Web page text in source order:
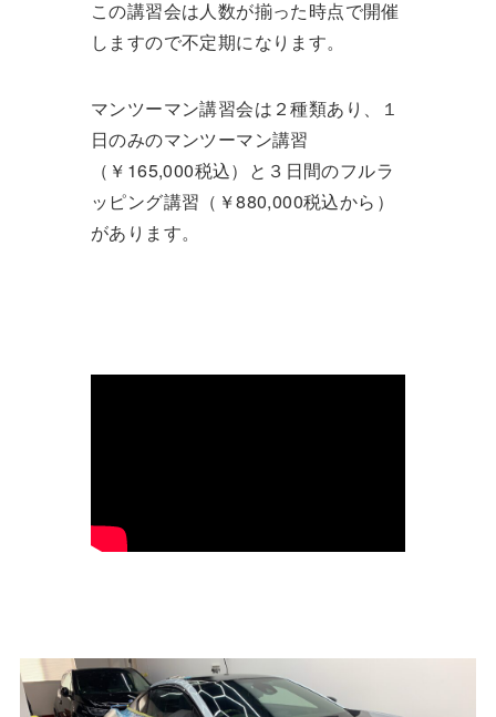
この講習会は人数が揃った時点で開催
しますので不定期になります。
マンツーマン講習会は２種類あり、１
日のみのマンツーマン講習
（￥165,000税込）と３日間のフルラ
ッピング講習（￥880,000税込から）
があります。